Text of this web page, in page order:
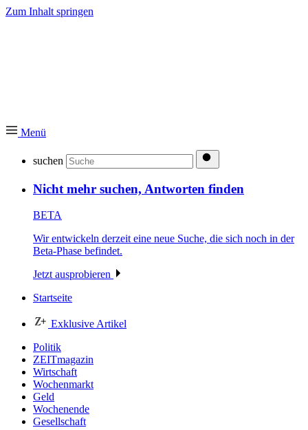
Zum Inhalt springen
Menü
suchen
Nicht mehr suchen, Antworten finden
BETA
Wir entwickeln derzeit eine neue Suche, die sich noch in der
Beta-Phase befindet.
Jetzt ausprobieren
Startseite
Exklusive Artikel
Politik
ZEITmagazin
Wirtschaft
Wochenmarkt
Geld
Wochenende
Gesellschaft